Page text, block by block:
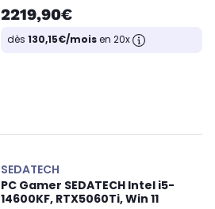
2219,90€
dès 130,15€/moisen 20x
SEDATECH
PC Gamer SEDATECH Intel i5-
14600KF, RTX5060Ti, Win 11